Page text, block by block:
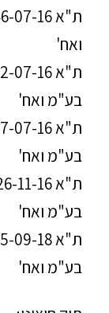
ואח'
בע"מ ואח'
בע"מ ואח'
בע"מ ואח'
בע"מ ואח'